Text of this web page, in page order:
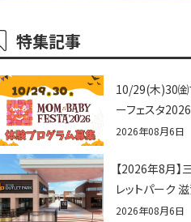
特集記事
10/29(木)30㈮
ーフェスタ
ログラム募集♪
せんか？
2026年08月6日
【2026年8月】
レットパーク
夏休みイベント
2026年08月6日